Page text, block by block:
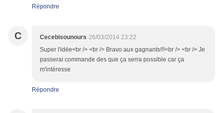
Répondre
C Cecebisounours 26/03/2014 23:22
Super l'idée<br /> <br /> Bravo aux gagnants!!!<br /> <br /> Je
passerai commande des que ça serra possible car ça
m'intéresse
Répondre